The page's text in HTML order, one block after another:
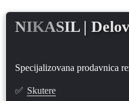
NIKASIL |
Specijalizovana prodavnica
✅ Skutere